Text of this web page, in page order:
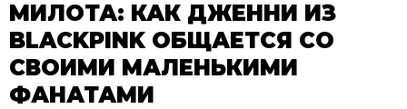
МИЛОТА: КАК ДЖЕННИ ИЗ
BLACKPINK ОБЩАЕТСЯ СО
СВОИМИ МАЛЕНЬКИМИ
ФАНАТАМИ